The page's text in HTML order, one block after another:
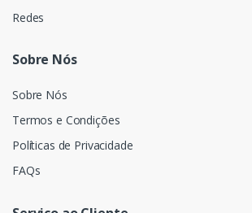
Redes
Sobre Nós
Sobre Nós
Termos e Condições
Políticas de Privacidade
FAQs